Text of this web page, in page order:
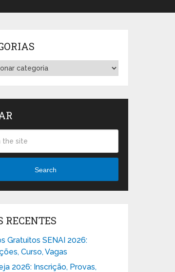
Search
RECENTES
Gratuitos SENAI 2026:
Curso, Vagas
2026: Inscrição, Provas,